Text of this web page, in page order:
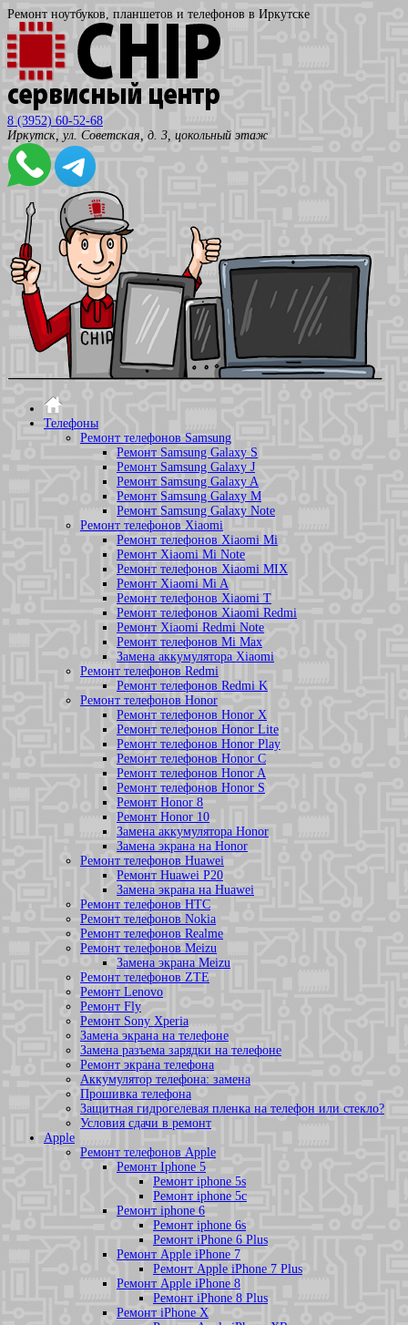
Ремонт ноутбуков, планшетов и телефонов в Иркутске
8 (3952) 60-52-68
Иркутск, ул. Советская, д. 3, цокольный этаж
Телефоны
Ремонт телефонов Samsung
Ремонт Samsung Galaxy S
Ремонт Samsung Galaxy J
Ремонт Samsung Galaxy A
Ремонт Samsung Galaxy M
Ремонт Samsung Galaxy Note
Ремонт телефонов Xiaomi
Ремонт телефонов Xiaomi Mi
Ремонт Xiaomi Mi Note
Ремонт телефонов Xiaomi MIX
Ремонт Xiaomi Mi A
Ремонт телефонов Xiaomi T
Ремонт телефонов Xiaomi Redmi
Ремонт Xiaomi Redmi Note
Ремонт телефонов Mi Max
Замена аккумулятора Xiaomi
Ремонт телефонов Redmi
Ремонт телефонов Redmi K
Ремонт телефонов Honor
Ремонт телефонов Honor X
Ремонт телефонов Honor Lite
Ремонт телефонов Honor Play
Ремонт телефонов Honor C
Ремонт телефонов Honor A
Ремонт телефонов Honor S
Ремонт Honor 8
Ремонт Honor 10
Замена аккумулятора Honor
Замена экрана на Honor
Ремонт телефонов Huawei
Ремонт Huawei P20
Замена экрана на Huawei
Ремонт телефонов HTC
Ремонт телефонов Nokia
Ремонт телефонов Realme
Ремонт телефонов Meizu
Замена экрана Meizu
Ремонт телефонов ZTE
Ремонт Lenovo
Ремонт Fly
Ремонт Sony Xperia
Замена экрана на телефоне
Замена разъема зарядки на телефоне
Ремонт экрана телефона
Аккумулятор телефона: замена
Прошивка телефона
Защитная гидрогелевая пленка на телефон или стекло?
Условия сдачи в ремонт
Apple
Ремонт телефонов Apple
Ремонт Iphone 5
Ремонт iphone 5s
Ремонт iphone 5c
Ремонт iphone 6
Ремонт iphone 6s
Ремонт iPhone 6 Plus
Ремонт Apple iPhone 7
Ремонт Apple iPhone 7 Plus
Ремонт Apple iPhone 8
Ремонт iPhone 8 Plus
Ремонт iPhone X